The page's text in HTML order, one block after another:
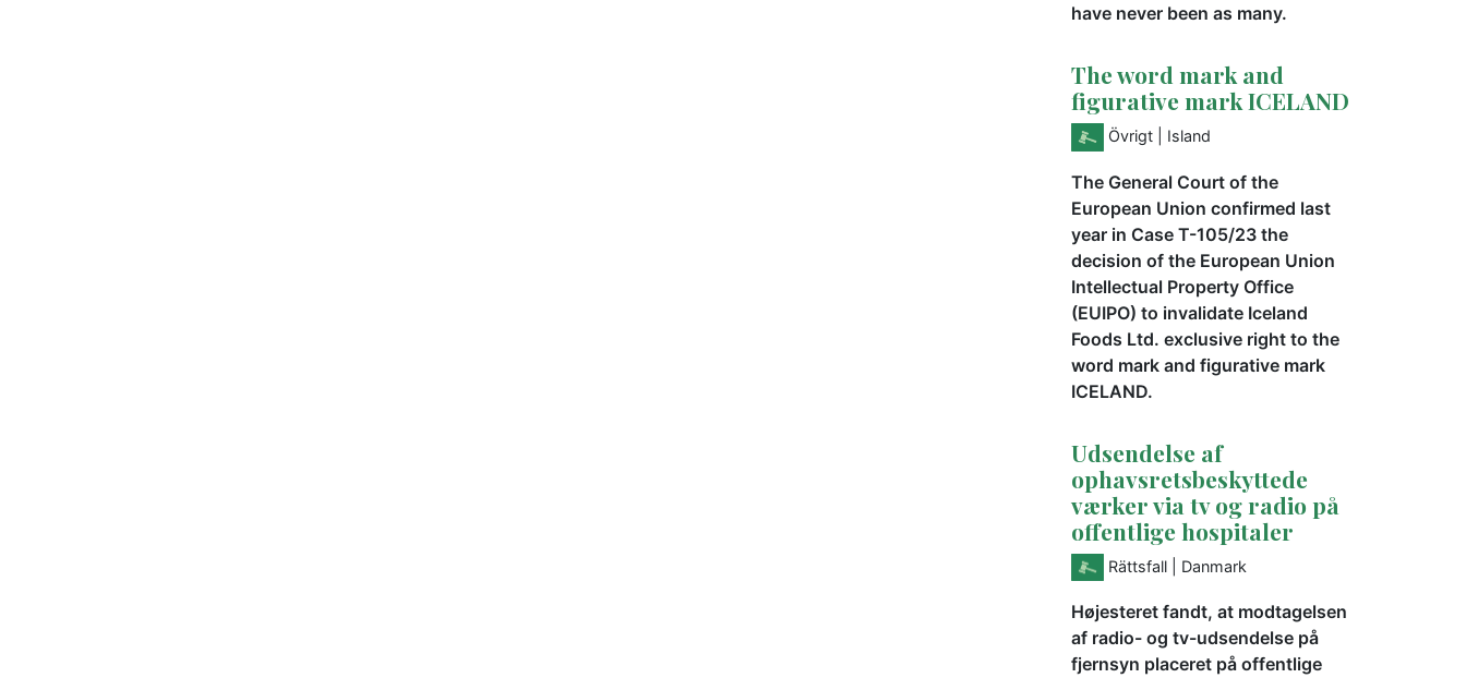
have never been as many.
The word mark and
figurative mark ICELAND
Övrigt | Island
The General Court of the
European Union confirmed last
year in Case T-105/23 the
decision of the European Union
Intellectual Property Office
(EUIPO) to invalidate Iceland
Foods Ltd. exclusive right to the
word mark and figurative mark
ICELAND.
Udsendelse af
ophavsretsbeskyttede
værker via tv og radio på
offentlige hospitaler
Rättsfall | Danmark
Højesteret fandt, at modtagelsen
af radio- og tv-udsendelse på
fjernsyn placeret på offentlige